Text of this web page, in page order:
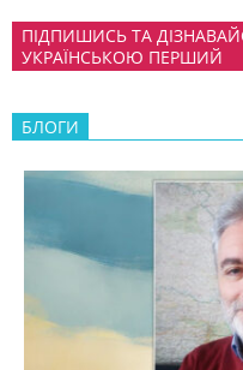
ПІДПИШИСЬ ТА
УКРАЇНСЬКОЮ ПЕРШИЙ
БЛОГИ